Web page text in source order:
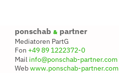
ponschab & partner
Mediatoren PartG
Fon +49 89 1222372-0
Mail info@ponschab-partner.com
Webwww.ponschab-partner.com